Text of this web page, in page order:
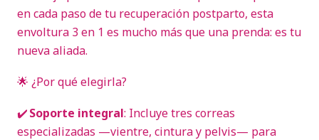
en cada paso de tu recuperación postparto, esta
envoltura 3 en 1 es mucho más que una prenda: es tu
nueva aliada.
🌟 ¿Por qué elegirla?
✔️Soporte integral: Incluye tres correas
especializadas —vientre, cintura y pelvis— para